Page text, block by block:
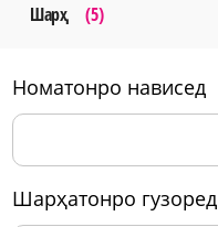
Шарҳ (5)
номатонро нависед
шарҳатонро гузоред